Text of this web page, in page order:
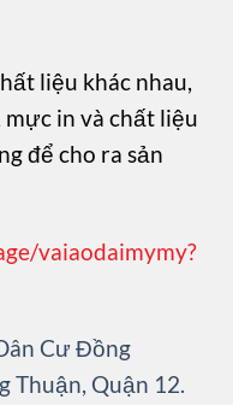
liệu khác nhau,
in và chất liệu
để cho ra sản
vaiaodaimymy?
Cư Đồng
Thuận, Quận 12.